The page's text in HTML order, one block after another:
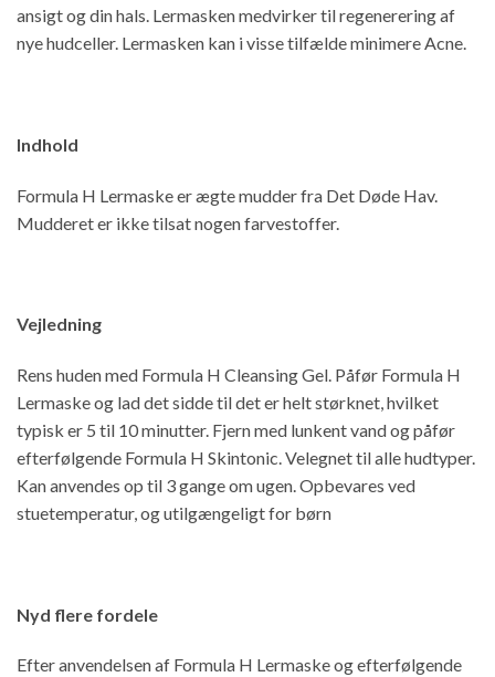
ansigt og din hals. Lermasken medvirker til regenerering af
nye hudceller. Lermasken kan i visse tilfælde minimere Acne.
Indhold
Formula H Lermaske er ægte mudder fra Det Døde Hav.
Mudderet er ikke tilsat nogen farvestoffer.
Vejledning
Rens huden med Formula H Cleansing Gel. Påfør Formula H
Lermaske og lad det sidde til det er helt størknet, hvilket
typisk er 5 til 10 minutter. Fjern med lunkent vand og påfør
efterfølgende Formula H Skintonic. Velegnet til alle hudtyper.
Kan anvendes op til 3 gange om ugen. Opbevares ved
stuetemperatur, og utilgængeligt for børn
Nyd flere fordele
Efter anvendelsen af Formula H Lermaske og efterfølgende